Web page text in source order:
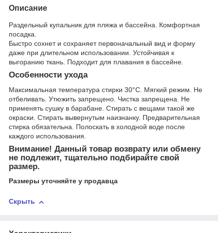
Описание
Раздельный купальник для пляжа и бассейна. Комфортная
посадка.
Быстро сохнет и сохраняет первоначальный вид и форму
даже при длительном использовании. Устойчивая к
выгоранию ткань. Подходит для плавания в бассейне.
Особенности ухода
Максимальная температура стирки 30°С. Мягкий режим. Не
отбеливать. Утюжить запрещено. Чистка запрещена. Не
применять сушку в барабане. Стирать с вещами такой же
окраски. Стирать вывернутым наизнанку. Предварительная
стирка обязательна. Полоскать в холодной воде после
каждого использования.
Внимание! Данный товар возврату или обмену
не подлежит, тщательно подбирайте свой
размер.
Размеры уточняйте у продавца
Скрыть